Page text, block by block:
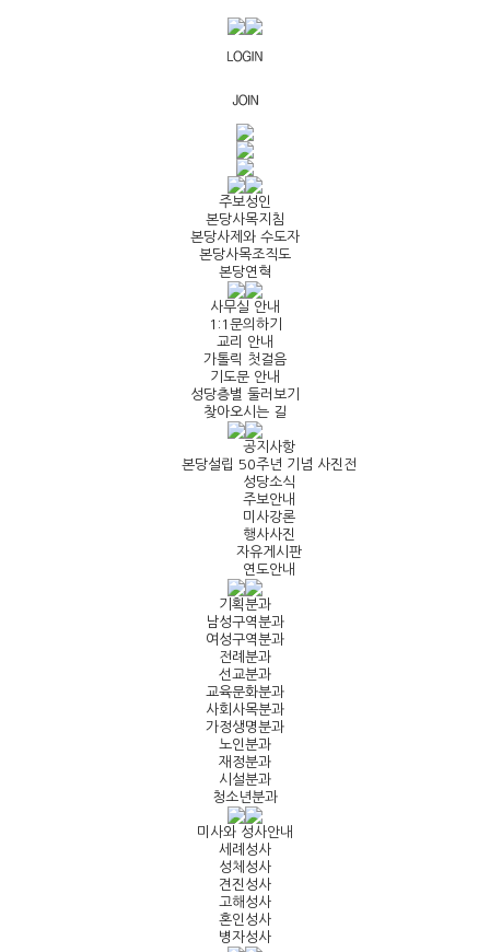
주보성인
본당사목지침
본당사제와 수도자
본당사목조직도
본당연혁
사무실 안내
1:1문의하기
교리 안내
가톨릭 첫걸음
기도문 안내
성당층별 둘러보기
찾아오시는 길
공지사항
본당설립 50주년 기념 사진전
성당소식
주보안내
미사강론
행사사진
자유게시판
연도안내
기획분과
남성구역분과
여성구역분과
전례분과
선교분과
교육문화분과
사회사목분과
가정생명분과
노인분과
재정분과
시설분과
청소년분과
미사와 성사안내
세례성사
성체성사
견진성사
고해성사
혼인성사
병자성사